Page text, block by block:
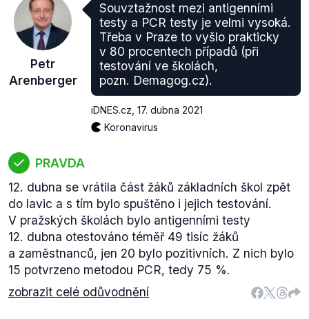
Petr
Arenberger
Souvztažnost mezi antigenními
testy a PCR testy je velmi vysoká.
Třeba v Praze to vyšlo prakticky
v 80 procentech případů (při
testování ve školách,
pozn. Demagog.cz).
iDNES.cz 17. dubna 2021
Koronavirus
PRAVDA
12. dubna se vrátila část žáků základních škol zpět
do lavic a s tím bylo spuštěno i jejich testování.
V pražských školách bylo antigenními testy
12. dubna otestováno téměř 49 tisíc žáků
a zaměstnanců, jen 20 bylo pozitivních. Z nich bylo
15 potvrzeno metodou PCR, tedy 75 %.
zobrazit celé odůvodnění